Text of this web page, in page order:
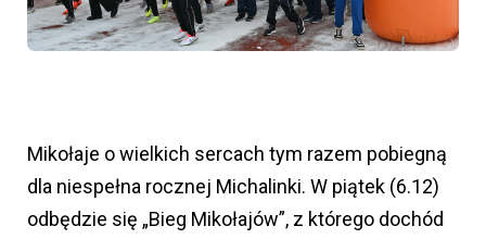
Mikołaje o wielkich sercach tym razem pobiegną
dla niespełna rocznej Michalinki. W piątek (6.12)
odbędzie się „Bieg Mikołajów”, z którego dochód